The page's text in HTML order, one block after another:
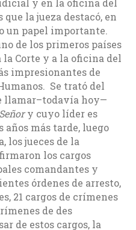
y en la oficina del
la jueza destacó, en
un papel importante.
de los primeros países
Corte y a la oficina del
impresionantes de
Se trató del
llamar–todavía hoy—
y cuyo líder es
años más tarde, luego
los jueces de la
los cargos
comandantes y
órdenes de arresto,
21 cargos de crímenes
de des
de estos cargos, la